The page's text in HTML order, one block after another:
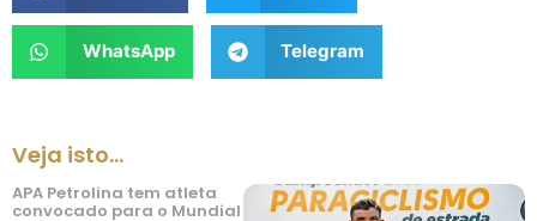
WhatsApp Telegram
Veja isto...
APA Petrolina tem atleta
convocado para o Mundial